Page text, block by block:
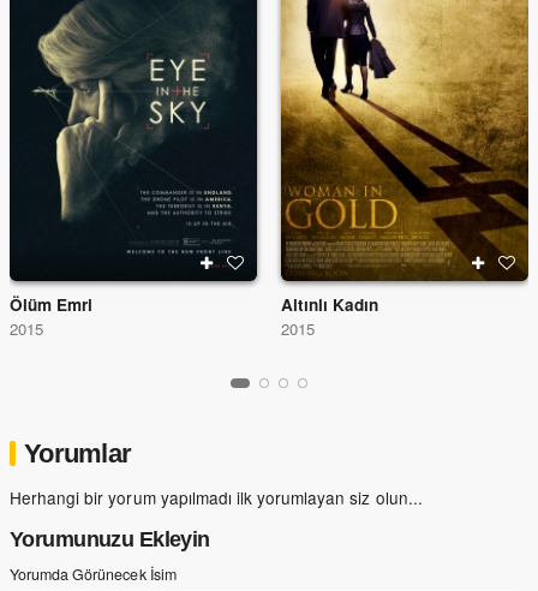
Ölüm Emri
2015
Altınlı Kadın
2015
Yorumlar
Herhangi bir yorum yapılmadı ilk yorumlayan siz olun...
Yorumunuzu Ekleyin
Yorumda Görünecek İsim